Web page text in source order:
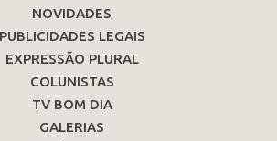
NOVIDADES
PUBLICIDADES LEGAIS
EXPRESSÃO PLURAL
COLUNISTAS
TV BOM DIA
GALERIAS